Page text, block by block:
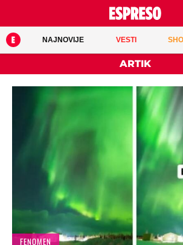
NAJNOVIJE VESTI
ARTIK
FENOMEN